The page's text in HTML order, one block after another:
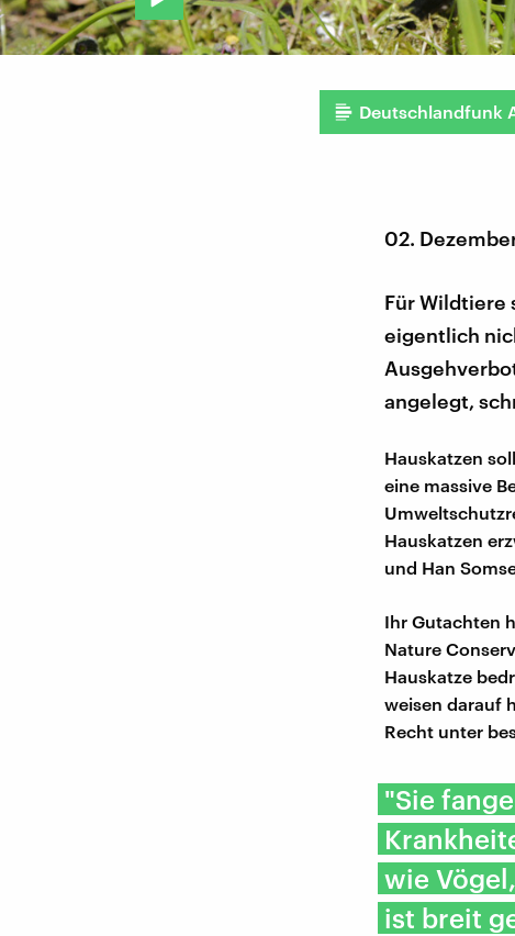
Deutschlandfunk
02.
Für Wildtiere
eigentlich
angelegt,
Hauskatzen
eine massive
Hauskatzen
und Han
Ihr Gutachten
Nature
Hauskatze
weisen darauf
Recht unter
"Sie
wie
ist breit